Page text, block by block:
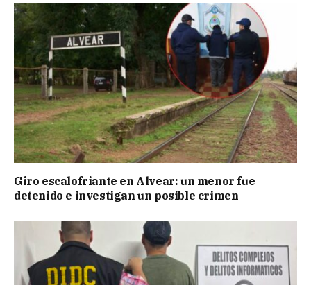
Giro escalofriante en Alvear: un menor fue
detenido e investigan un posible crimen